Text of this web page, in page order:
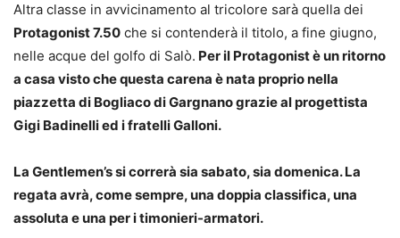
Altra classe in avvicinamento al tricolore sarà quella dei
Protagonist 7.50 che si contenderà il titolo, a fine giugno,
nelle acque del golfo di Salò. Per il Protagonist è un ritorno
a casa visto che questa carena è nata proprio nella
piazzetta di Bogliaco di Gargnano grazie al progettista
Gigi Badinelli ed i fratelli Galloni.
La Gentlemen’s si correrà sia sabato, sia domenica. La
regata avrà, come sempre, una doppia classifica, una
assoluta e una per i timonieri-armatori.